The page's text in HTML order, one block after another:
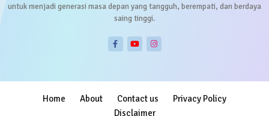
untuk menjadi generasi masa depan yang tangguh, berempati, dan berdaya
saing tinggi.
Home About Contact us
Privacy Policy
Disclaimer